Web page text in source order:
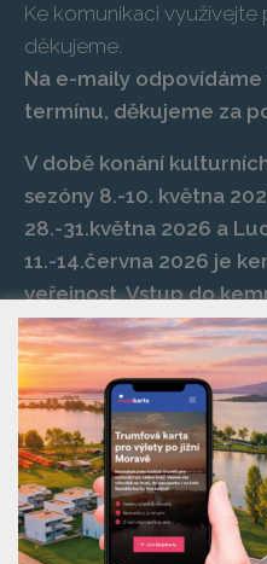
Ke komunikaci
děkujeme.
Na e-maily
termínu, děkujeme za
V době konání
sezóny 8.-10. května
28.-31.května 2026 a
11.-14.června 2026 je
veřejnost. Vstup do
po zaplacení vstupenky
Telefon:+420 519 427 714,
E-mail:
SPOJTE SE S NÁMI